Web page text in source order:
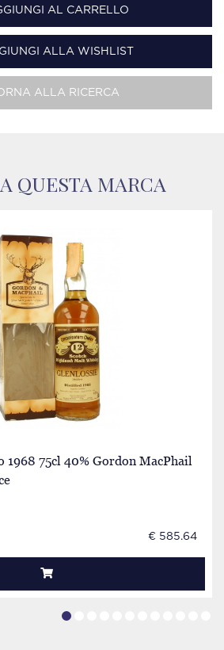
AL CARRELLO
ALLA WISHLIST
ALLA RICERCA
QUESTA MARCA
1968 75cl 40% Gordon MacPhail
€ 585.64